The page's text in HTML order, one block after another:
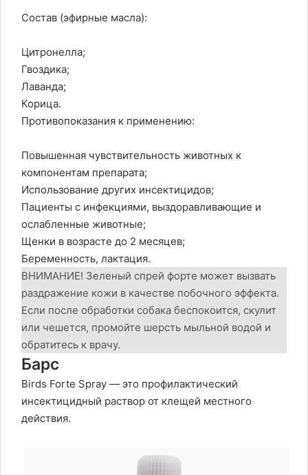
Состав (эфирные масла):
Цитронелла;
Гвоздика;
Лаванда;
Корица.
Противопоказания к применению:
Повышенная чувствительность животных к
компонентам препарата;
Использование других инсектицидов;
Пациенты с инфекциями, выздоравливающие и
ослабленные животные;
Щенки в возрасте до 2 месяцев;
Беременность, лактация.
ВНИМАНИЕ! Зеленый спрей форте может вызвать
раздражение кожи в качестве побочного эффекта.
Если после обработки собака беспокоится, скулит
или чешется, промойте шерсть мыльной водой и
обратитесь к врачу.
Барс
Birds Forte Spray — это профилактический
инсектицидный раствор от клещей местного
действия.